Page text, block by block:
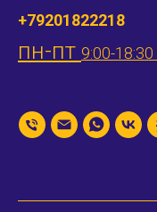
+79201822218
пн-пт 9:00-18:30